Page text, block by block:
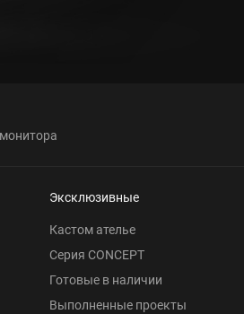
Эксклюзивные
Кастом ателье
Серия CONCEPT
Готовые в наличии
Выполненные проекты